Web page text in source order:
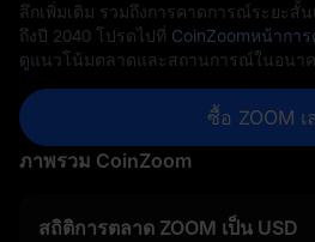
ลึกเพิ่มเติม รวมถึงการคาดการณ์ระยะสั้
ถึงปี 2040 โปรดไปที่ CoinZoomหน้ากา
ดูแนวโน้มตลาดและสถานการณ์ในอนาค
ซื้อ ZOOM เ
ภาพรวม CoinZoom
สถิติการตลาด ZOOM เป็น USD